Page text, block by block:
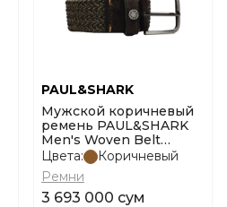
PAUL&SHARK
Мужской коричневый
ремень PAUL&SHARK
Men's Woven Belt
размер 100
Цвета:
Коричневый
Ремни
3 693 000 сум